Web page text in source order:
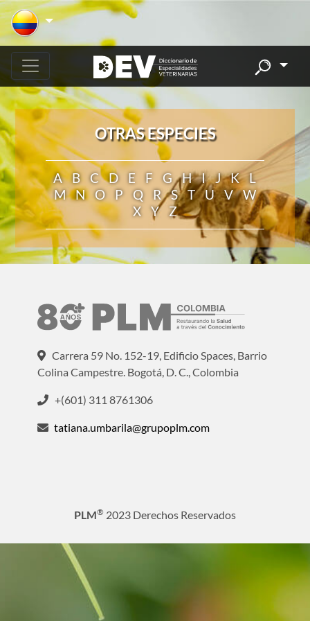
OTRAS ESPECIES
A B C D E F G H I J K
L
M
N O P Q R S T U V
W
X
Y Z
Carrera 59 No. 152-19, Edificio Spaces, Barrio
Colina Campestre. Bogotá, D. C., Colombia
+(601) 311 8761306
tatiana.umbarila@grupoplm.com
PLM® 2023 Derechos Reservados